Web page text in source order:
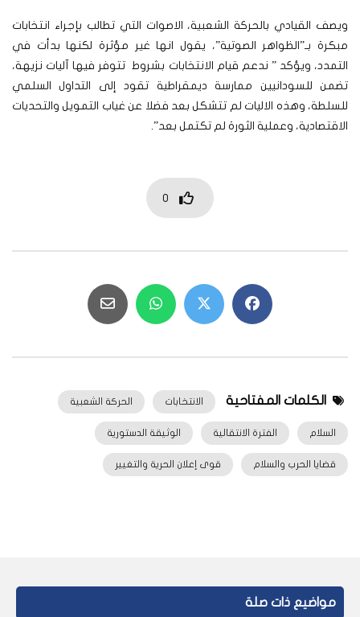
ويصف القيادي بالحركة الشعبية، الاصوات التي تطالب بإجراء انتخابات
مبكرة بـ”الظواهر الصوتية”، يقول انها غير مؤثرة لكنها بدأت في
التمدد، ويؤكد ” ندعم قيام الانتخابات بشروط تتوفر فيها آليات نزيهة،
تضمن للسودانيين ممارسة ديمقراطية تقود إلى التداول السلمي
للسلطة، وهذه الاليات لم تتشكل بعد فضلا عن غياب التمويل والتحديات
الاقتصادية، وعملية الثورة لم تكتمل بعد”.
0
الكلمات المفتاحية الانتخابات الحركة الشعبية
السلام الفترة الانتقالية الوثيقة الدستورية
قضايا الحرب والسلام قوى إعلان الحرية والتغيير
مواضيع ذات صلة